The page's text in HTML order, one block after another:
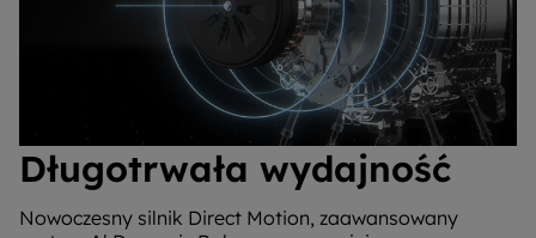
Długotrwała wydajność
Nowoczesny silnik Direct Motion, zaawansowany